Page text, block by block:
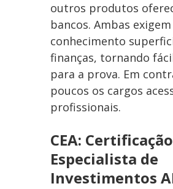
outros produtos
bancos. Ambas
conhecimento
finanças, tornando
para a prova. Em
poucos os cargos
profissionais.
CEA:
Especialista de
Investimentos